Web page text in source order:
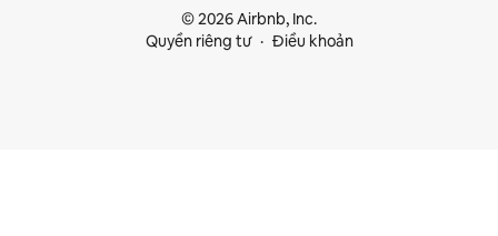
© 2026 Airbnb, Inc.
Quyền riêng tư
Điều khoản